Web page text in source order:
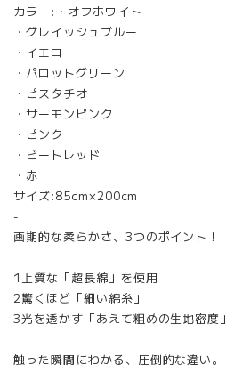
カラー:・オフホワイト
・グレイッシュブルー
・イエロー
・パロットグリーン
・ピスタチオ
・サーモンピンク
・ピンク
・ビートレッド
・赤
サイズ:85cm×200cm
-
画期的な柔らかさ、3つのポイント！
1上質な「超長綿」を使用
2驚くほど「細い綿糸」
3光を透かす「あえて粗めの生地密度」
触った瞬間にわかる、圧倒的な違い。